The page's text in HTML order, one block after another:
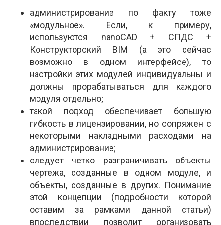
администрирование по факту тоже
«модульное». Если, к примеру,
используются nanoCAD + СПДС +
Конструкторский BIM (а это сейчас
возможно в одном интерфейсе), то
настройки этих модулей индивидуальны и
должны прорабатываться для каждого
модуля отдельно;
такой подход обеспечивает большую
гибкость в лицензировании, но сопряжен с
некоторыми накладными расходами на
администрирование;
следует четко разграничивать объекты
чертежа, созданные в одном модуле, и
объекты, созданные в других. Понимание
этой концепции (подробности которой
оставим за рамками данной статьи)
впоследствии позволит организовать